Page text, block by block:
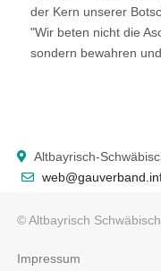
der Kern unserer
"Wir beten nicht die
sondern bewahren
Altbayrisch-
© Altbayrisch
Impressum